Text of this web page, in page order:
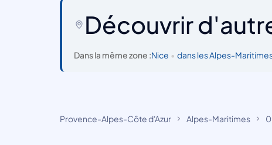
Découvrir
Dans la même zone :Nice • dans les Alpes-
Provence-Alpes-Côte d'Azur Alpes-Maritimes